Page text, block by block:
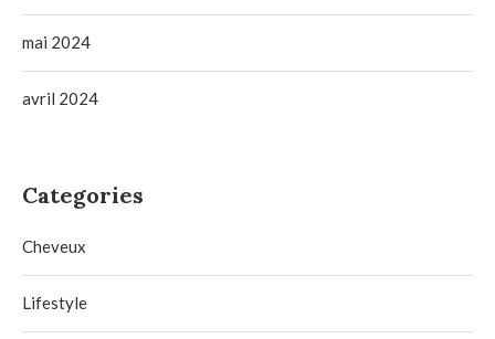
mai 2024
avril 2024
Categories
Cheveux
Lifestyle